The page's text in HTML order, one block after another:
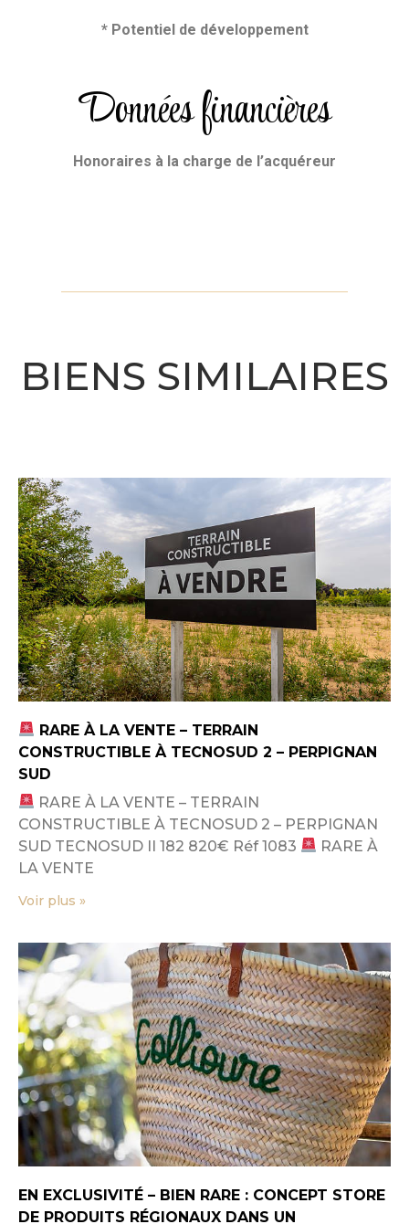
* Potentiel de développement
Données financières
Honoraires à la charge de l’acquéreur
BIENS SIMILAIRES
RARE À LA VENTE – TERRAIN
CONSTRUCTIBLE À TECNOSUD 2 – PERPIGNAN
SUD
RARE À LA VENTE – TERRAIN
CONSTRUCTIBLE À TECNOSUD 2 – PERPIGNAN
SUD TECNOSUD II 182 820€ Réf 1083
RARE À
LA VENTE
Voir plus »
EN EXCLUSIVITÉ – BIEN RARE : CONCEPT STORE
DE PRODUITS RÉGIONAUX DANS UN